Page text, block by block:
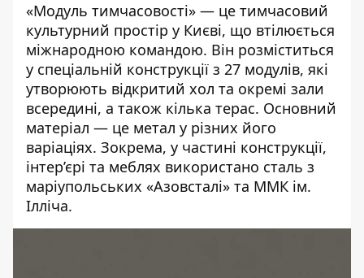
«Модуль тимчасовості» — це тимчасовий
культурний простір у Києві, що втілюється
міжнародною командою. Він розміститься
у спеціальній конструкції з 27 модулів, які
утворюють відкритий хол та окремі зали
всередині, а також кілька терас. Основний
матеріал — це метал у різних його
варіаціях. Зокрема, у частині конструкції,
інтер’єрі та меблях використано сталь з
маріупольських «Азовсталі» та ММК ім.
Ілліча.